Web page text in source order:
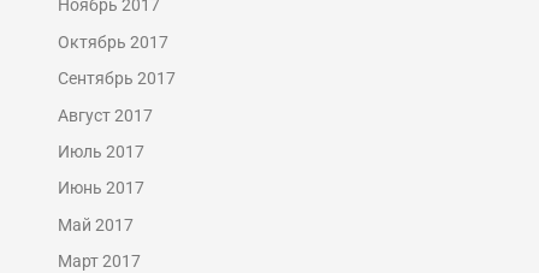
Ноябрь 2017
Октябрь 2017
Сентябрь 2017
Август 2017
Июль 2017
Июнь 2017
Май 2017
Март 2017